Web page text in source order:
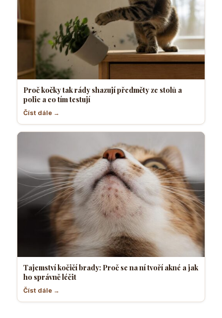
Proč kočky tak rády shazují předměty ze stolů a
polic a co tím testují
Číst dále →
Tajemství kočičí brady: Proč se na ní tvoří akné a jak
ho správně léčit
Číst dále →